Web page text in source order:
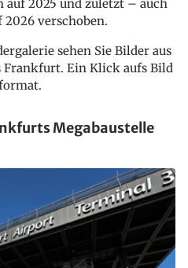
auf 2025 und zuletzt – auch
2026 verschoben.
sehen Sie Bilder aus
Frankfurt. Ein Klick aufs Bild
Megabaustelle